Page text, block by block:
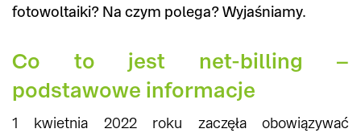
fotowoltaiki? Na czym polega? Wyjaśniamy.
Co to jest net-billing –
podstawowe informacje
1 kwietnia 2022 roku zaczęła obowiązywać